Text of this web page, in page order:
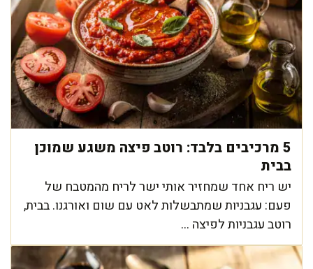
5 מרכיבים בלבד: רוטב פיצה משגע שמוכן
בבית
יש ריח אחד שמחזיר אותי ישר לריח מהמטבח של
פעם: עגבניות שמתבשלות לאט עם שום ואורגנו. בבית,
רוטב עגבניות לפיצה ...